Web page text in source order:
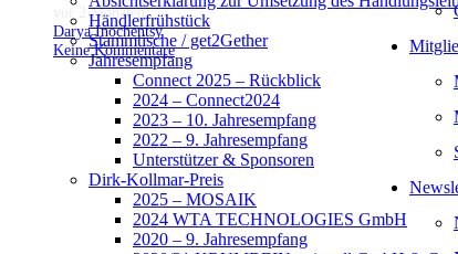
Händlerfrühstück
Stammtische / get2Gether
Jahresempfang
Connect 2025 – Rückblick
2024 – Connect2024
2023 – 10. Jahresempfang
2022 – 9. Jahresempfang
Unterstützer & Sponsoren
Dirk-Kollmar-Preis
2025 – MOSAIK
2024 WTA TECHNOLOGIES GmbH
2020 – 9. Jahresempfang
vor 2 Monaten
Darya Inochentsy
Keine Kommentare